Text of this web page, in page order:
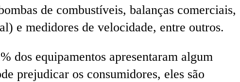
de combustíveis, balanças comerciais,
e medidores de velocidade, entre outros.
dos equipamentos apresentaram algum
prejudicar os consumidores, eles são